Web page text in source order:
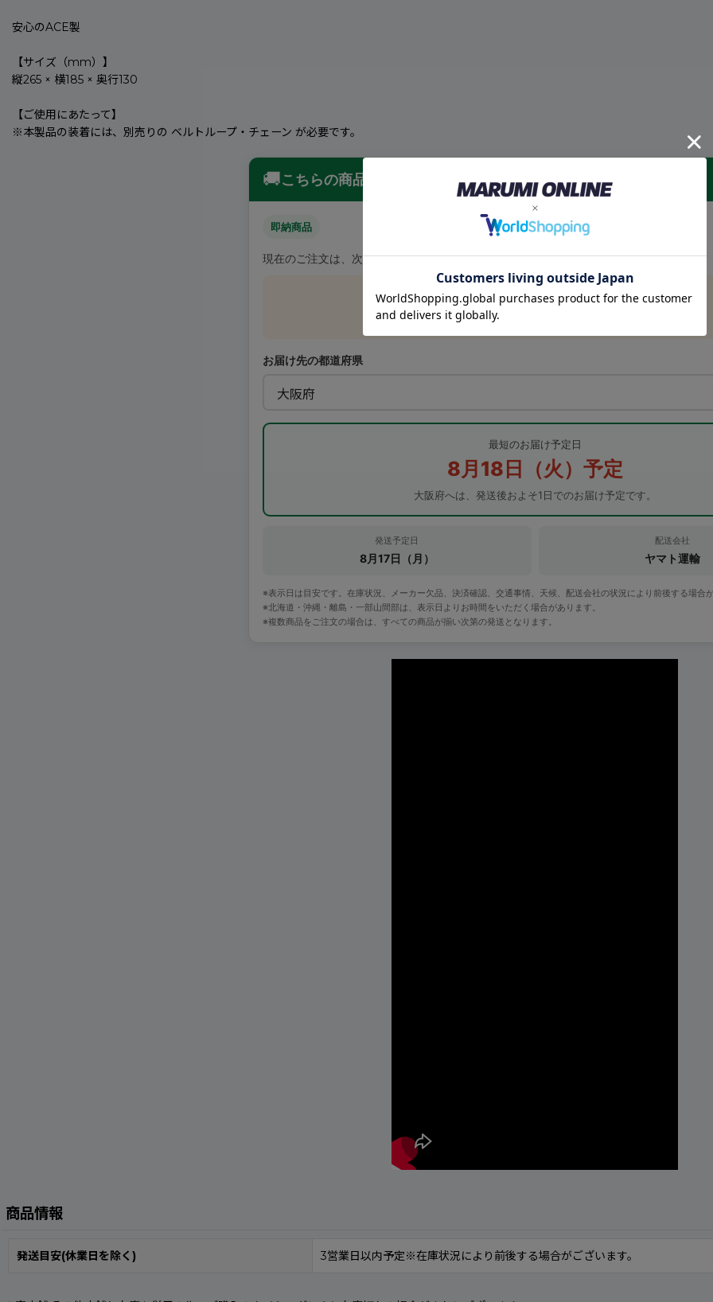
安心のACE製
【サイズ（mm）】
縦265 × 横185 × 奥行130
【ご使用にあたって】
※本製品の装着には、別売りの ベルトループ・チェーン が必要です。
🚚こちらの商品のお届け予定日
即納商品
現在のご注文は、次回営業日の受付として計算しています。
本日の受付は終了しました
次回営業日の受付となります
お届け先の都道府県
最短のお届け予定日
8月18日（火）予定
大阪府へは、発送後およそ1日でのお届け予定です。
発送予定日
8月17日（月）
配送会社
ヤマト運輸
※表示日は目安です。在庫状況、メーカー欠品、決済確認、交通事情、天候、配送会社の状況により前後する場合が
※北海道・沖縄・離島・一部山間部は、表示日よりお時間をいただく場合があります。
※複数商品をご注文の場合は、すべての商品が揃い次第の発送となります。
商品情報
発送目安(休業日を除く) 3営業日以内予定※在庫状況により前後する場合がございます。